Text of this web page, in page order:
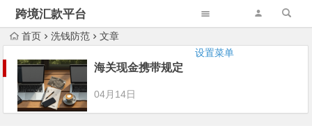
跨境汇款平台
设置菜单
首页 洗钱防范 文章
海关现金携带规定
04月14日